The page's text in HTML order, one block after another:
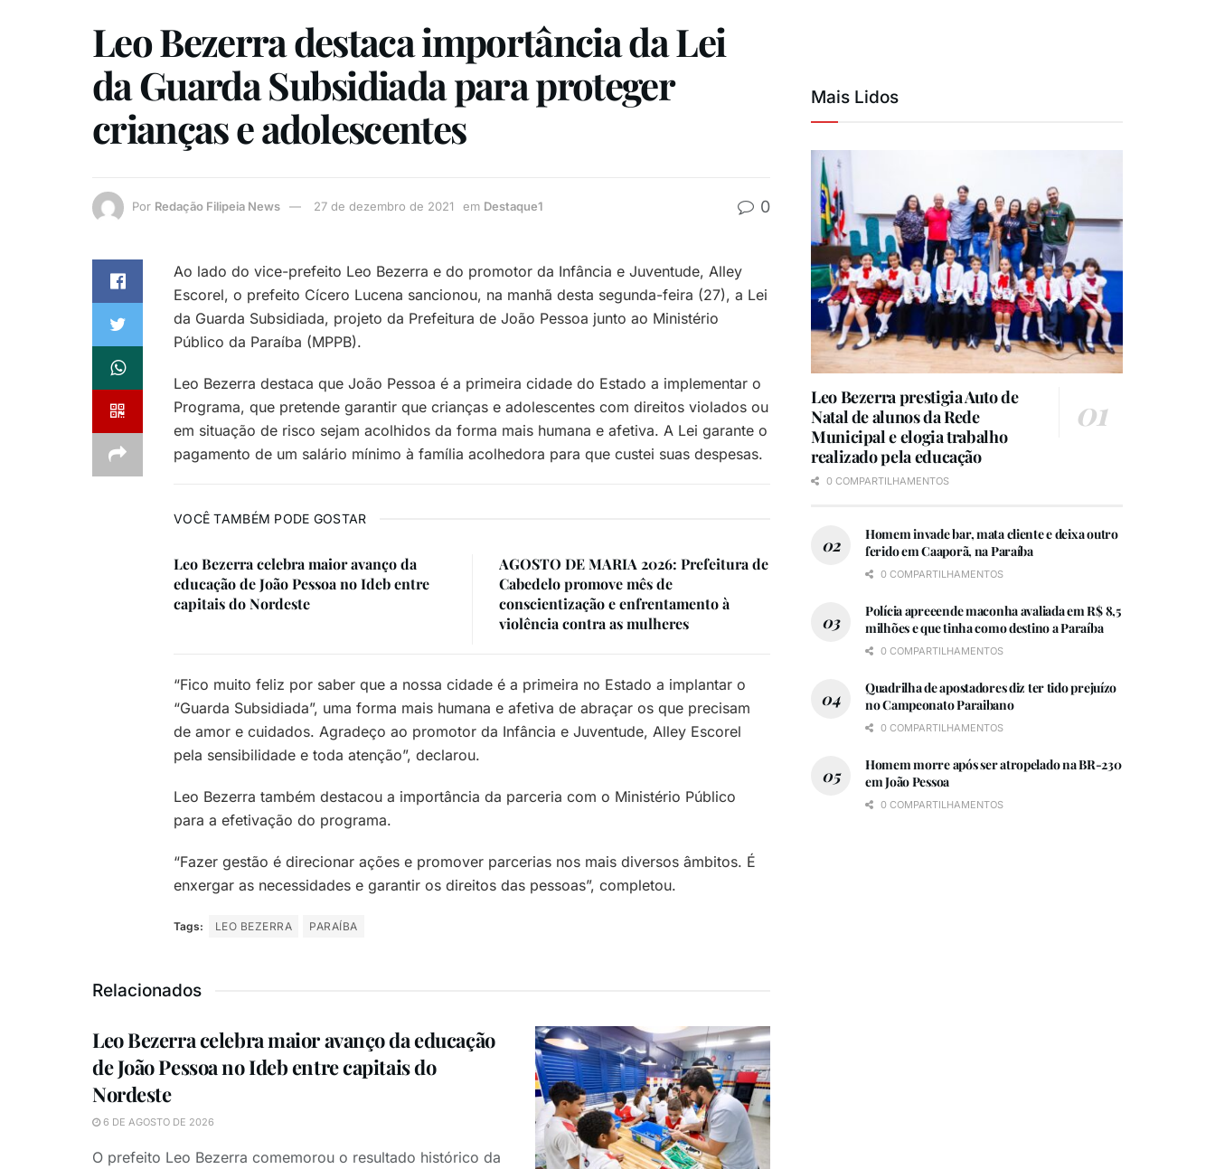
Leo Bezerra destaca importância da Lei
da Guarda Subsidiada para proteger
crianças e adolescentes
Por Redação Filipeia News 27 de dezembro de 2021 em Destaque1 0
Ao lado do vice-prefeito Leo Bezerra e do promotor da Infância e Juventude, Alley
Escorel, o prefeito Cícero Lucena sancionou, na manhã desta segunda-feira (27), a Lei
da Guarda Subsidiada, projeto da Prefeitura de João Pessoa junto ao Ministério
Público da Paraíba (MPPB).
Leo Bezerra destaca que João Pessoa é a primeira cidade do Estado a implementar o
Programa, que pretende garantir que crianças e adolescentes com direitos violados ou
em situação de risco sejam acolhidos da forma mais humana e afetiva. A Lei garante o
pagamento de um salário mínimo à família acolhedora para que custei suas despesas.
VOCÊ TAMBÉM PODE GOSTAR
Leo Bezerra celebra maior avanço da
educação de João Pessoa no Ideb entre
capitais do Nordeste
AGOSTO DE MARIA 2026: Prefeitura de
Cabedelo promove mês de
conscientização e enfrentamento à
violência contra as mulheres
“Fico muito feliz por saber que a nossa cidade é a primeira no Estado a implantar o
“Guarda Subsidiada”, uma forma mais humana e afetiva de abraçar os que precisam
de amor e cuidados. Agradeço ao promotor da Infância e Juventude, Alley Escorel
pela sensibilidade e toda atenção”, declarou.
Leo Bezerra também destacou a importância da parceria com o Ministério Público
para a efetivação do programa.
“Fazer gestão é direcionar ações e promover parcerias nos mais diversos âmbitos. É
enxergar as necessidades e garantir os direitos das pessoas”, completou.
Tags: LEO BEZERRA PARAÍBA
Relacionados
Leo Bezerra celebra maior avanço da educação
de João Pessoa no Ideb entre capitais do
Nordeste
6 DE AGOSTO DE 2026
O prefeito Leo Bezerra comemorou o resultado histórico da
Mais Lidos
Leo Bezerra prestigia Auto de
Natal de alunos da Rede
Municipal e elogia trabalho
realizado pela educação
0 COMPARTILHAMENTOS
Homem invade bar, mata cliente e deixa outro
ferido em Caaporã, na Paraíba
0 COMPARTILHAMENTOS
Polícia apreeende maconha avaliada em R$ 8,5
milhões e que tinha como destino a Paraíba
0 COMPARTILHAMENTOS
Quadrilha de apostadores diz ter tido prejuízo
no Campeonato Paraibano
0 COMPARTILHAMENTOS
Homem morre após ser atropelado na BR-230
em João Pessoa
0 COMPARTILHAMENTOS